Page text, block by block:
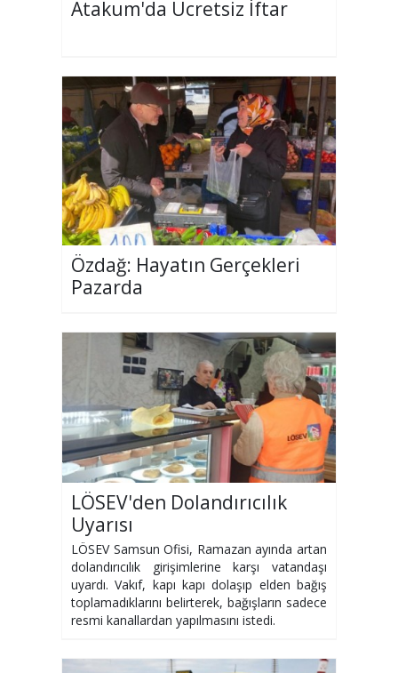
Atakum'da Ücretsiz İftar
Özdağ: Hayatın Gerçekleri
Pazarda
LÖSEV'den Dolandırıcılık
Uyarısı
LÖSEV Samsun Ofisi, Ramazan ayında artan
dolandırıcılık girişimlerine karşı vatandaşı
uyardı. Vakıf, kapı kapı dolaşıp elden bağış
toplamadıklarını belirterek, bağışların sadece
resmi kanallardan yapılmasını istedi.